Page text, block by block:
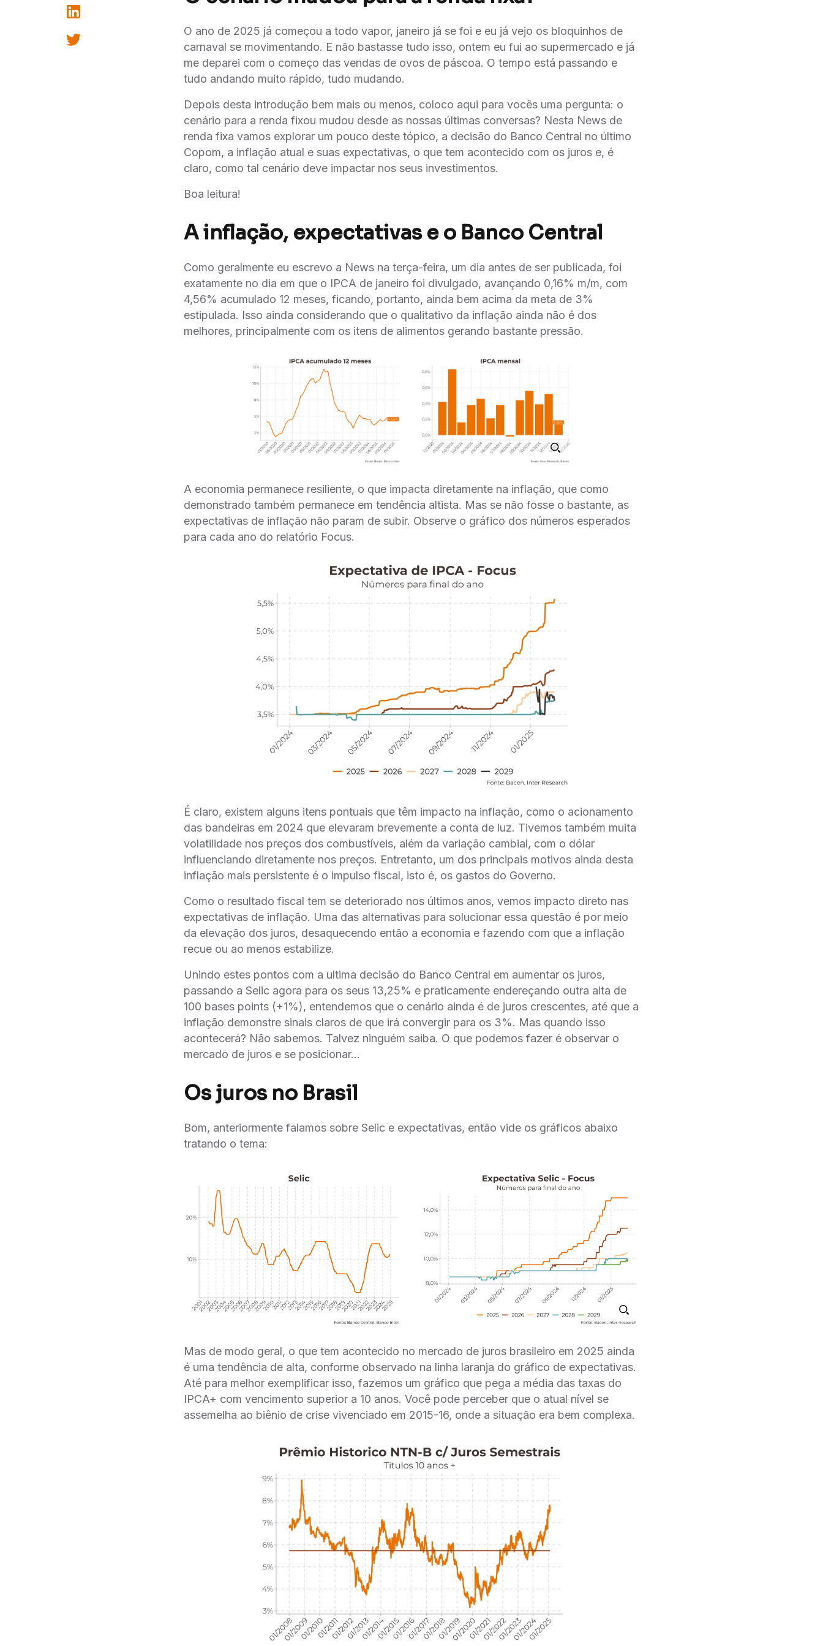
O ano de 2025 já começou a todo vapor, janeiro já se foi e eu já vejo os bloquinhos de
carnaval se movimentando. E não bastasse tudo isso, ontem eu fui ao supermercado e já
me deparei com o começo das vendas de ovos de páscoa. O tempo está passando e
tudo andando muito rápido, tudo mudando.
Depois desta introdução bem mais ou menos, coloco aqui para vocês uma pergunta: o
cenário para a renda fixou mudou desde as nossas últimas conversas? Nesta News de
renda fixa vamos explorar um pouco deste tópico, a decisão do Banco Central no último
Copom, a inflação atual e suas expectativas, o que tem acontecido com os juros e, é
claro, como tal cenário deve impactar nos seus investimentos.
Boa leitura!
A inflação, expectativas e o Banco Central
Como geralmente eu escrevo a News na terça-feira, um dia antes de ser publicada, foi
exatamente no dia em que o IPCA de janeiro foi divulgado, avançando 0,16% m/m, com
4,56% acumulado 12 meses, ficando, portanto, ainda bem acima da meta de 3%
estipulada. Isso ainda considerando que o qualitativo da inflação ainda não é dos
melhores, principalmente com os itens de alimentos gerando bastante pressão.
A economia permanece resiliente, o que impacta diretamente na inflação, que como
demonstrado também permanece em tendência altista. Mas se não fosse o bastante, as
expectativas de inflação não param de subir. Observe o gráfico dos números esperados
para cada ano do relatório Focus.
É claro, existem alguns itens pontuais que têm impacto na inflação, como o acionamento
das bandeiras em 2024 que elevaram brevemente a conta de luz. Tivemos também muita
volatilidade nos preços dos combustíveis, além da variação cambial, com o dólar
influenciando diretamente nos preços. Entretanto, um dos principais motivos ainda desta
inflação mais persistente é o impulso fiscal, isto é, os gastos do Governo.
Como o resultado fiscal tem se deteriorado nos últimos anos, vemos impacto direto nas
expectativas de inflação. Uma das alternativas para solucionar essa questão é por meio
da elevação dos juros, desaquecendo então a economia e fazendo com que a inflação
recue ou ao menos estabilize.
Unindo estes pontos com a ultima decisão do Banco Central em aumentar os juros,
passando a Selic agora para os seus 13,25% e praticamente endereçando outra alta de
100 bases points (+1%), entendemos que o cenário ainda é de juros crescentes, até que a
inflação demonstre sinais claros de que irá convergir para os 3%. Mas quando isso
acontecerá? Não sabemos. Talvez ninguém saiba. O que podemos fazer é observar o
mercado de juros e se posicionar...
Os juros no Brasil
Bom, anteriormente falamos sobre Selic e expectativas, então vide os gráficos abaixo
tratando o tema:
Mas de modo geral, o que tem acontecido no mercado de juros brasileiro em 2025 ainda
é uma tendência de alta, conforme observado na linha laranja do gráfico de expectativas.
Até para melhor exemplificar isso, fazemos um gráfico que pega a média das taxas do
IPCA+ com vencimento superior a 10 anos. Você pode perceber que o atual nível se
assemelha ao biênio de crise vivenciado em 2015-16, onde a situação era bem complexa.